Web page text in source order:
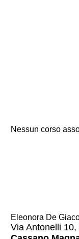
Nessun corso
Eleonora De
Via Antonelli 10,